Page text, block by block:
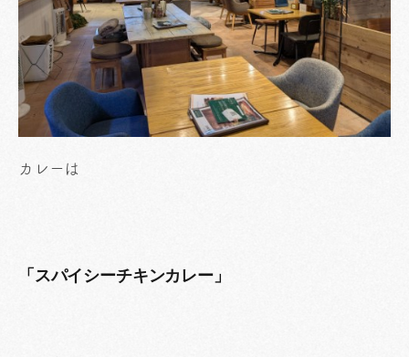
カレーは
「スパイシーチキンカレー」